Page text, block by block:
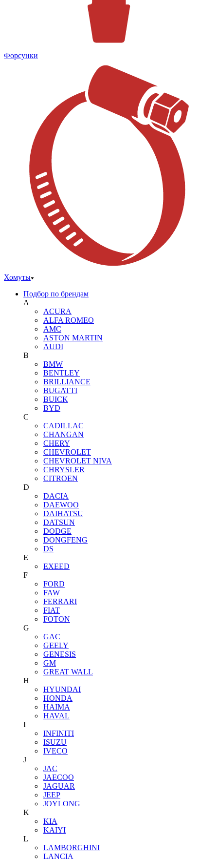
Форсунки
Хомуты
Подбор по брендам
A
ACURA
ALFA ROMEO
AMC
ASTON MARTIN
AUDI
B
BMW
BENTLEY
BRILLIANCE
BUGATTI
BUICK
BYD
C
CADILLAC
CHANGAN
CHERY
CHEVROLET
CHEVROLET NIVA
CHRYSLER
CITROEN
D
DACIA
DAEWOO
DAIHATSU
DATSUN
DODGE
DONGFENG
DS
E
EXEED
F
FORD
FAW
FERRARI
FIAT
FOTON
G
GAC
GEELY
GENESIS
GM
GREAT WALL
H
HYUNDAI
HONDA
HAIMA
HAVAL
I
INFINITI
ISUZU
IVECO
J
JAC
JAECOO
JAGUAR
JEEP
JOYLONG
K
KIA
KAIYI
L
LAMBORGHINI
LANCIA